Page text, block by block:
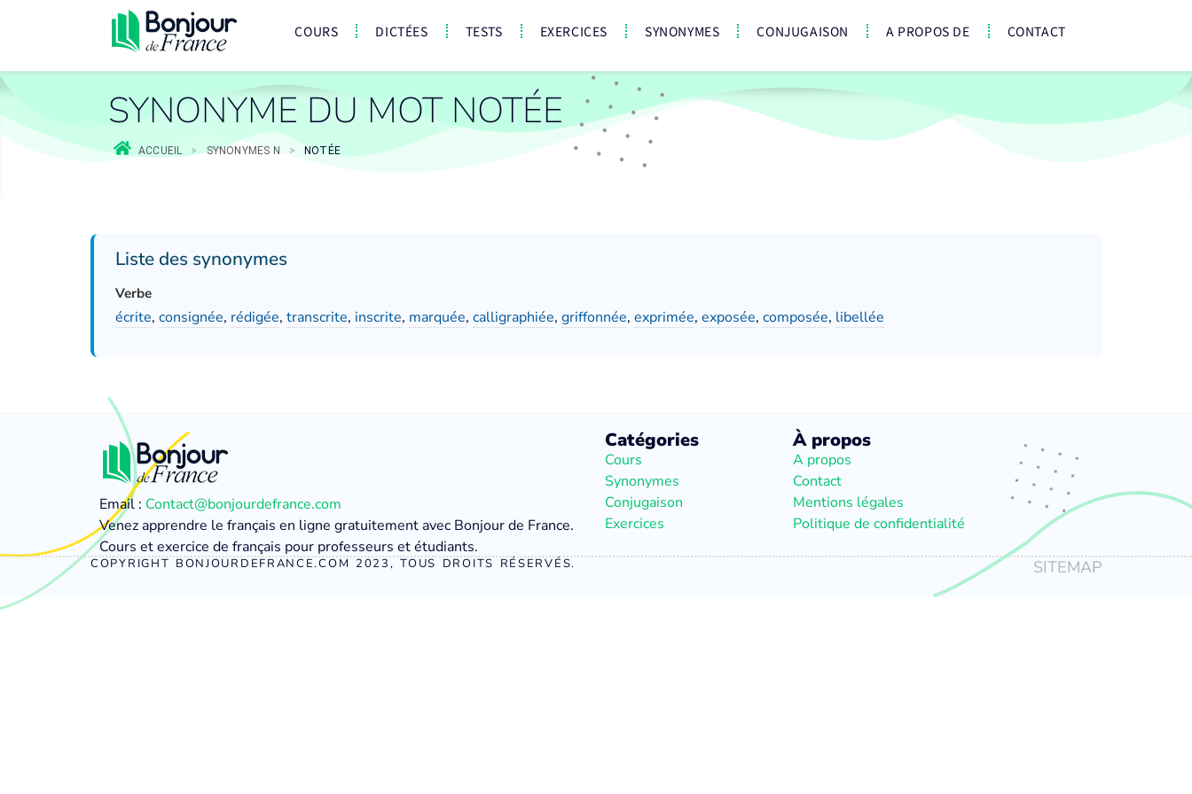
COURS DICTÉES TESTS EXERCICES SYNONYMES CONJUGAISON A PROPOS DE CONTACT
SYNONYME DU MOT NOTÉE
ACCUEIL > SYNONYMES N > NOTÉE
Liste des synonymes
Verbe
écrite, consignée, rédigée, transcrite, inscrite, marquée, calligraphiée, griffonnée, exprimée, exposée, composée, libellée
Email : Contact@bonjourdefrance.com
Venez apprendre le français en ligne gratuitement avec Bonjour de France.
Cours et exercice de français pour professeurs et étudiants.
Catégories
Cours
Synonymes
Conjugaison
Exercices
À propos
A propos
Contact
Mentions légales
Politique de confidentialité
COPYRIGHT BONJOURDEFRANCE.COM 2023, TOUS DROITS RÉSERVÉS. SITEMAP